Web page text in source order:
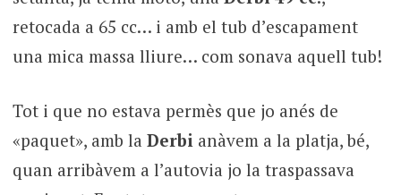
retocada a 65 cc… i amb el tub d’escapament
una mica massa lliure… com sonava aquell tub!
Tot i que no estava permès que jo anés de
«paquet», amb la Derbianàvem a la platja, bé,
quan arribàvem a l’autovia jo la traspassava